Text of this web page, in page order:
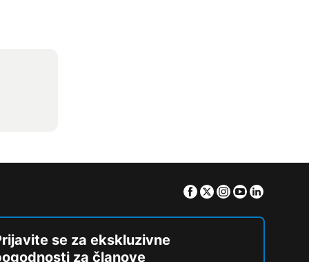
Facebook
TwitterInstagram
Youtube
se za ekskluzivne
za članove